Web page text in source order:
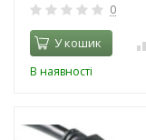
0
У кошик
В наявності